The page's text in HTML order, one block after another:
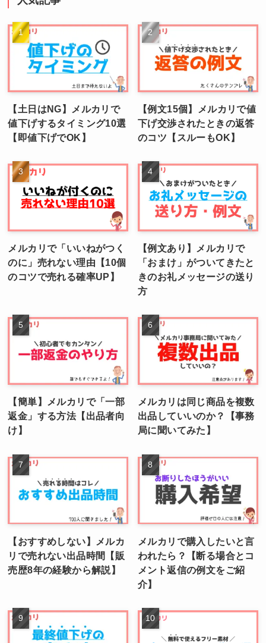
【土日はNG】メルカリで
値下げするタイミング10選
【即値下げでOK】
【例文15個】メルカリで値
下げ交渉されたときの返答
のコツ【スルーもOK】
メルカリで「いいねがつく
のに」売れない理由【10個
のコツで売れる確率UP】
【例文あり】メルカリで
「おまけ」がついてきたと
きのお礼メッセージの送り
方
【簡単】メルカリで「一部
返金」する方法【出品者向
け】
メルカリは同じ商品を複数
出品していいのか？【事務
局に聞いてみた】
【おすすめしない】メルカ
リで売れない出品時間【販
売歴8年の経験から解説】
メルカリで購入したいと言
われたら？【断る場合とコ
メント返信の例文をご紹
介】